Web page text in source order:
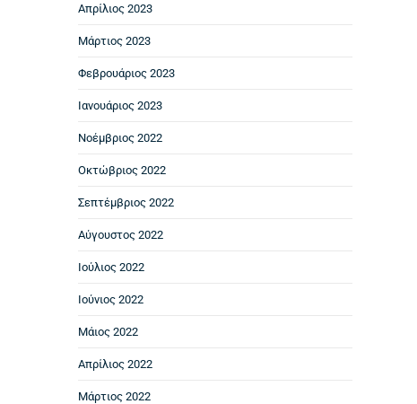
Απρίλιος 2023
Μάρτιος 2023
Φεβρουάριος 2023
Ιανουάριος 2023
Νοέμβριος 2022
Οκτώβριος 2022
Σεπτέμβριος 2022
Αύγουστος 2022
Ιούλιος 2022
Ιούνιος 2022
Μάιος 2022
Απρίλιος 2022
Μάρτιος 2022